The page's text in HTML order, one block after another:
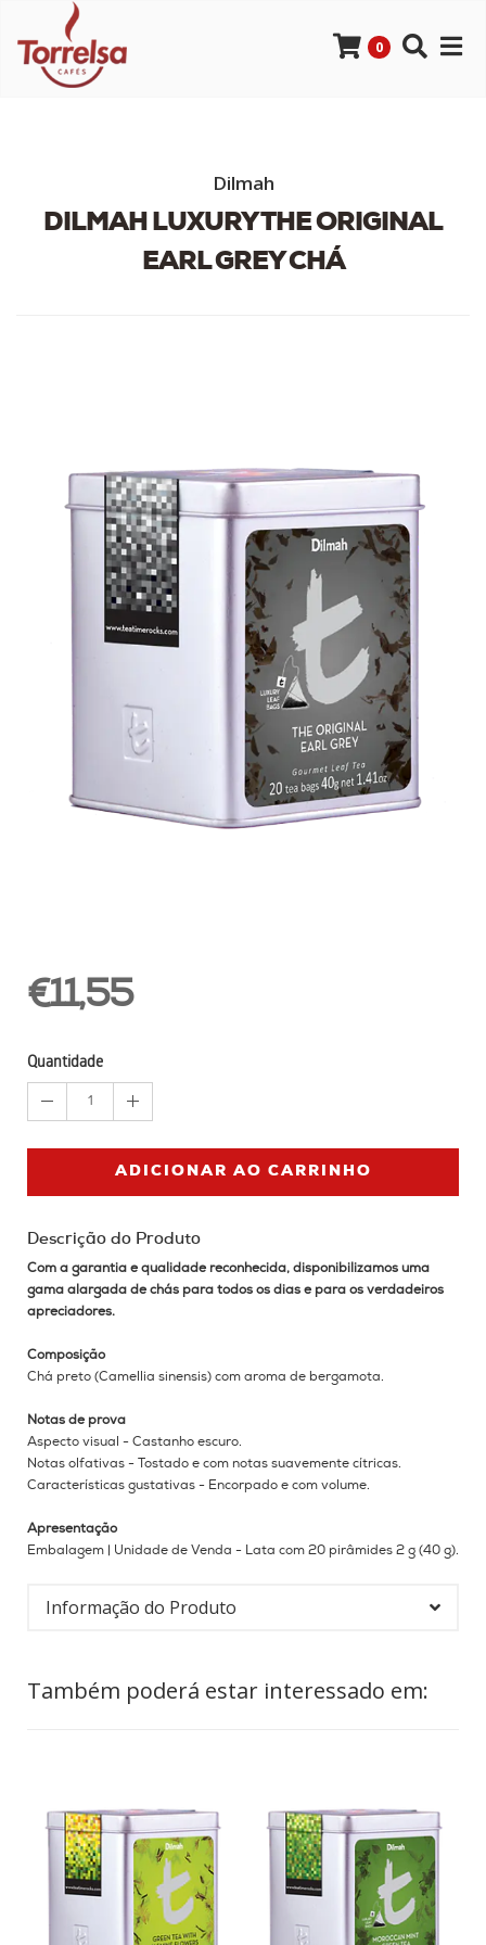
0
Dilmah
DILMAH LUXURY THE ORIGINAL
EARL GREY CHÁ
€11,55
Quantidade
1
ADICIONAR AO CARRINHO
Descrição do Produto
Com a garantia e qualidade reconhecida, disponibilizamos uma
gama alargada de chás para todos os dias e para os verdadeiros
apreciadores.
Composição
Chá preto (Camellia sinensis) com aroma de bergamota.
Notas de prova
Aspecto visual - Castanho escuro.
Notas olfativas - Tostado e com notas suavemente cítricas.
Características gustativas - Encorpado e com volume.
Apresentação
Embalagem | Unidade de Venda - Lata com 20 pirâmides 2 g (40 g).
Informação do Produto
Também poderá estar interessado em: